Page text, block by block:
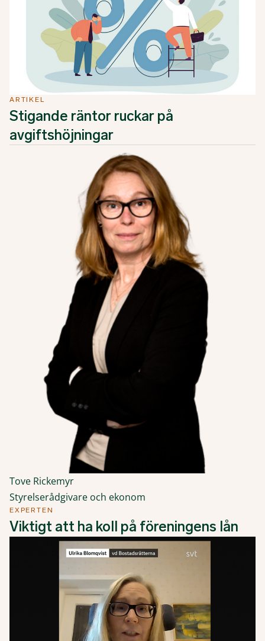
ARTIKEL
Stigande räntor ruckar på
avgiftshöjningar
Tove Rickemyr
Styrelserådgivare och ekonom
EXPERTEN
Viktigt att ha koll på föreningens lån